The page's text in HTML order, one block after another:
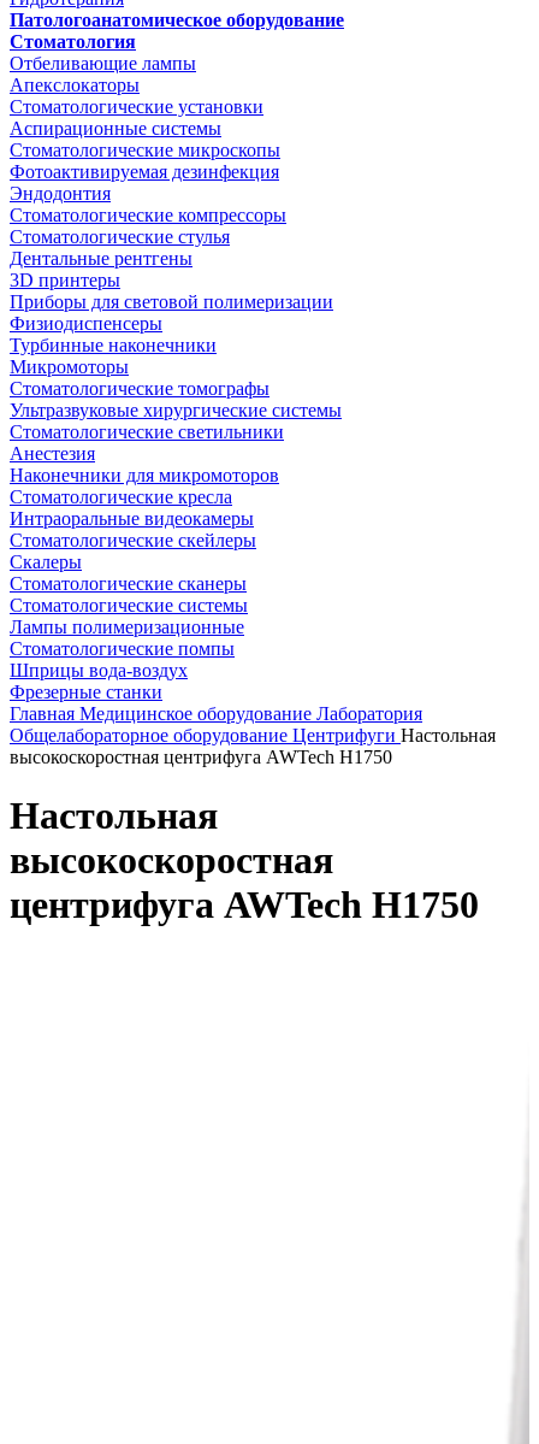
Патологоанатомическое оборудование
Стоматология
Отбеливающие лампы
Апекслокаторы
Стоматологические установки
Аспирационные системы
Стоматологические микроскопы
Фотоактивируемая дезинфекция
Эндодонтия
Стоматологические компрессоры
Стоматологические стулья
Дентальные рентгены
3D принтеры
Приборы для световой полимеризации
Физиодиспенсеры
Турбинные наконечники
Микромоторы
Стоматологические томографы
Ультразвуковые хирургические системы
Стоматологические светильники
Анестезия
Наконечники для микромоторов
Стоматологические кресла
Интраоральные видеокамеры
Стоматологические скейлеры
Скалеры
Стоматологические сканеры
Стоматологические системы
Лампы полимеризационные
Стоматологические помпы
Шприцы вода-воздух
Фрезерные станки
Главная Медицинское оборудование Лаборатория
Общелабораторное оборудование Центрифуги Настольная
высокоскоростная центрифуга AWTech H1750
Настольная
высокоскоростная
центрифуга AWTech H1750